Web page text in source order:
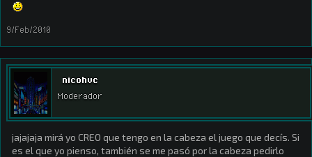
9/Feb/2010
nicohvc
Moderador
jajajaja mirá yo CREO que tengo en la cabeza el juego que decís. Si
es el que yo pienso, también se me pasó por la cabeza pedirlo